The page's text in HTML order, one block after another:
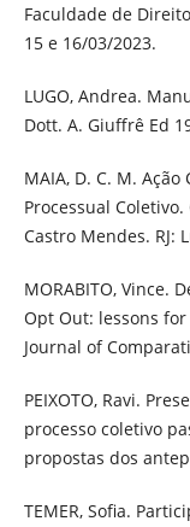
Faculdade de
15 e 16/03/2023.
LUGO, Andrea.
Dott. A. Giuffrê Ed
MAIA, D. C. M.
Processual
Castro Mendes. RJ:
MORABITO, Vince.
Opt Out: lessons
Journal of
PEIXOTO, Ravi.
processo coletivo
propostas dos
TEMER, Sofia.